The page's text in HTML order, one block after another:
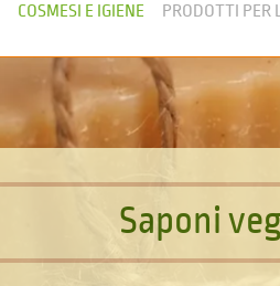
COSMESI E IGIENE PRODOTTI PER
Saponi ve